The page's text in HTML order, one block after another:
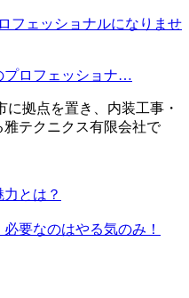
プロフェッショナ…
に拠点を置き、内装工事・
テクニクス有限会社で
とは？
要なのはやる気のみ！